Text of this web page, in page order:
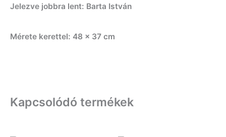
Jelezve jobbra lent: Barta István
Mérete kerettel: 48 x 37 cm
Kapcsolódó termékek